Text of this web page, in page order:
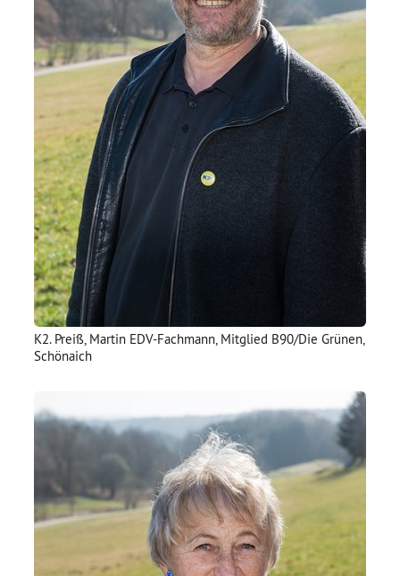
K2. Preiß, Martin EDV-Fachmann, Mitglied B90/Die Grünen,
Schönaich